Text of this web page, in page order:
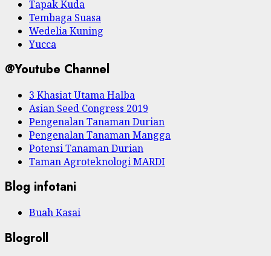
Tapak Kuda
Tembaga Suasa
Wedelia Kuning
Yucca
@Youtube Channel
3 Khasiat Utama Halba
Asian Seed Congress 2019
Pengenalan Tanaman Durian
Pengenalan Tanaman Mangga
Potensi Tanaman Durian
Taman Agroteknologi MARDI
Blog infotani
Buah Kasai
Blogroll